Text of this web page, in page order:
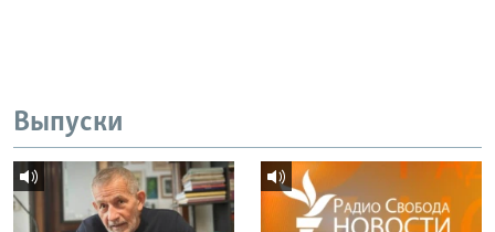
Выпуски